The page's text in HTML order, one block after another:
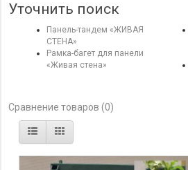
Уточнить поиск
Панель-тандем «ЖИВАЯ
СТЕНА»
Рамка-багет для панели
«Живая стена»
Сравнение товаров (0)